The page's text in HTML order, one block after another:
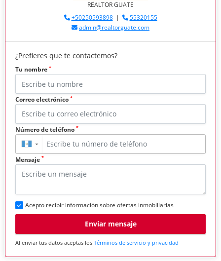
RËALTOR GUATE
+50250593898|
55320155
admin@realtorguate.com
¿Prefieres que te contactemos?
Tu nombre *
Correo electrónico *
Número de teléfono *
▼
Mensaje *
Acepto recibir información sobre ofertas inmobiliarias
Enviar mensaje
Al enviar tus datos aceptas los Términos de servicio y privacidad